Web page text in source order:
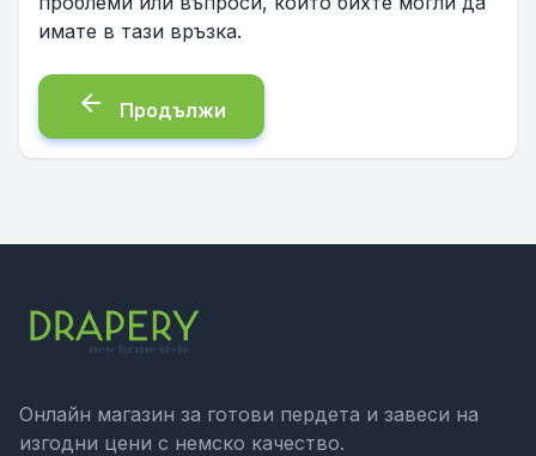
имате в тази връзка.
arrow_back Продължи
Онлайн магазин за готови пердета и завеси на
изгодни цени с немско качество.